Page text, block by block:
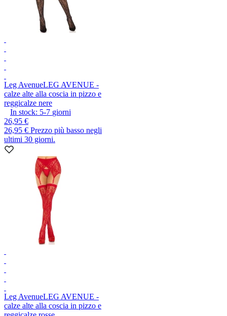
Leg AvenueLEG AVENUE -
calze alte alla coscia in pizzo e
reggicalze nere
In stock: 5-7 giorni
26,95 €
26,95 € Prezzo più basso negli
ultimi 30 giorni.
Leg AvenueLEG AVENUE -
calze alte alla coscia in pizzo e